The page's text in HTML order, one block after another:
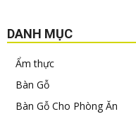
DANH MỤC
Ẩm thực
Bàn Gỗ
Bàn Gỗ Cho Phòng Ăn